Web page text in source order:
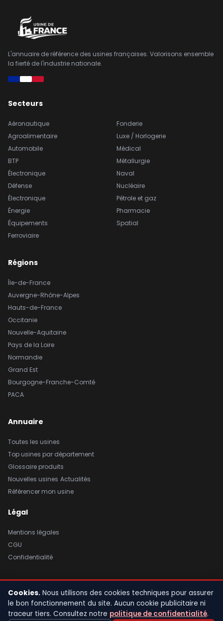
L'annuaire de référence des usines françaises. Valorisons ensemble
la fierté de l'industrie nationale.
Secteurs
Aéronautique
Agroalimentaire
Automobile
BTP
Électronique
Défense
Électronique
Énergie
Équipements
Ferroviaire
Fonderie
Luxe / Horlogerie
Médical
Métallurgie
Naval
Nucléaire
Pétrole et gaz
Pharmacie
Spatial
Régions
Île-de-France
Auvergne-Rhône-Alpes
Hauts-de-France
Occitanie
Nouvelle-Aquitaine
Pays de la Loire
Normandie
Grand Est
Bourgogne-Franche-Comté
PACA
Annuaire
Toutes les usines
Top usines par département
Glossaire produits
Nouvelles usines Actualités
Référencer mon usine
Légal
Mentions légales
CGU
Confidentialité
© 2026 Usine de France. Tous droits réservés. |Mentions légales |
CGU
Confidentialité
Fait avec fierté en France
Cookies. Nous utilisons des cookies techniques pour assurer
le bon fonctionnement du site. Aucun cookie publicitaire ni
traceur tiers. Consultez notre politique de confidentialité.